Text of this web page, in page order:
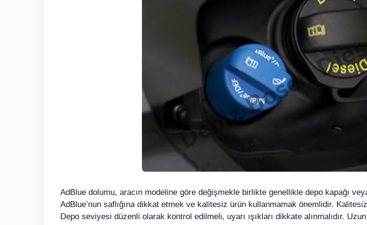
AdBlue dolumu, aracın modeline göre değişmekle birlikte genellikle depo kapağı
AdBlue’nun saflığına dikkat etmek ve kalitesiz ürün kullanmamak önemlidir.
Depo seviyesi düzenli olarak kontrol edilmeli, uyarı ışıkları dikkate alınmalıdır.